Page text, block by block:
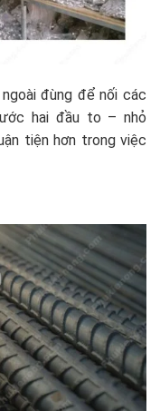
đùng để nối các
hai đầu to – nhỏ
tiện hơn trong việc